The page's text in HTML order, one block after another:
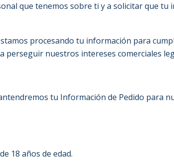
que tenemos sobre ti y a solicitar que
procesando tu información para
perseguir nuestros intereses comerciales
tu Información de Pedido para
18 años de edad.